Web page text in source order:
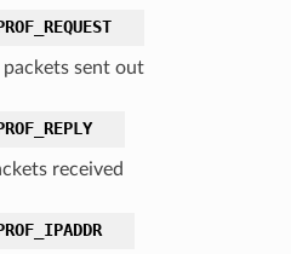
sent out
received